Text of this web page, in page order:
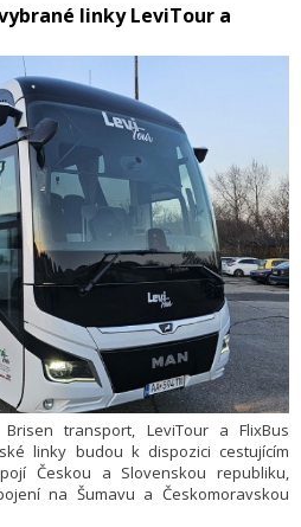
linky LeviTour a
transport, LeviTour a FlixBus
linky budou k dispozici cestujícím
Českou a Slovenskou republiku,
na Šumavu a Českomoravskou